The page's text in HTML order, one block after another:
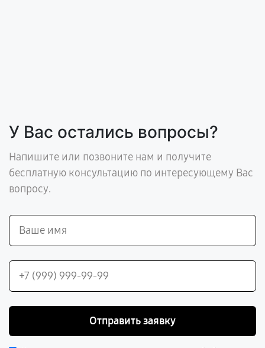
У Вас остались вопросы?
Напишите или позвоните нам и получите
бесплатную консультацию по интересующему Вас
вопросу.
Отправить заявку